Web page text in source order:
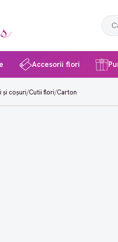
Accesorii flori
și coșuri/Cutii flori/Carton